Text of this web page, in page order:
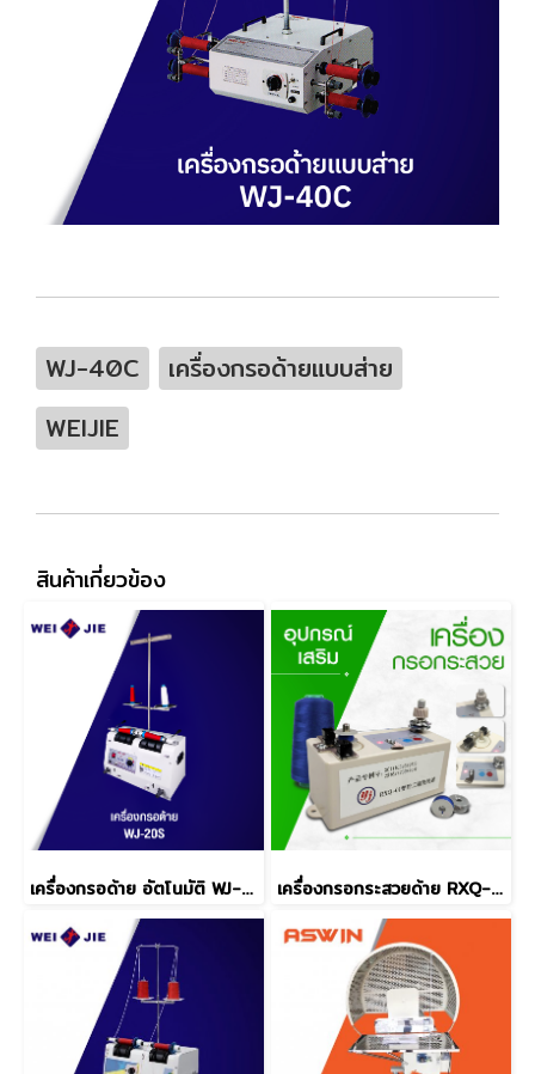
WJ-40C
เครื่องกรอด้ายแบบส่าย
WEIJIE
สินค้าเกี่ยวข้อง
เครื่องกรอด้าย อัตโนมัติ WJ-20S เครื่องกรอกระสวยด้าย RXQ-01